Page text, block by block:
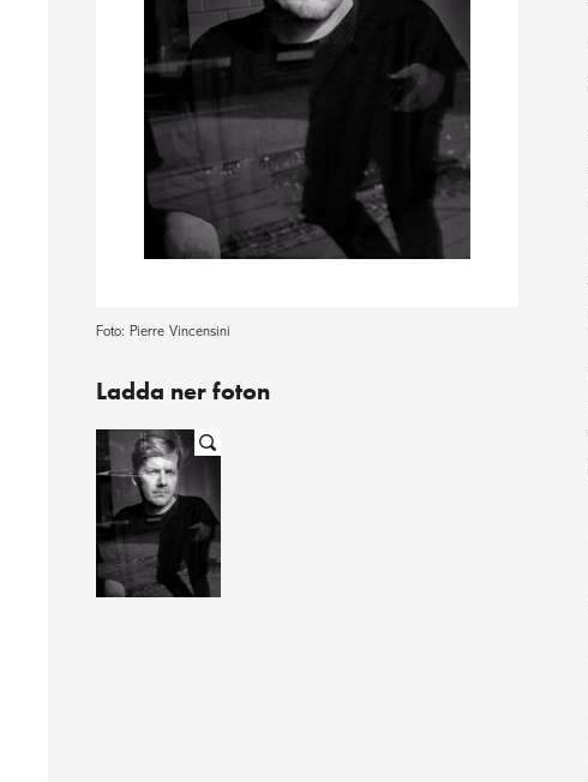
Foto: Pierre Vincensini
Ladda ner foton